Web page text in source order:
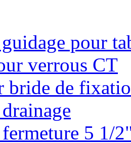
pour
verrous CT
bride de
5 1/